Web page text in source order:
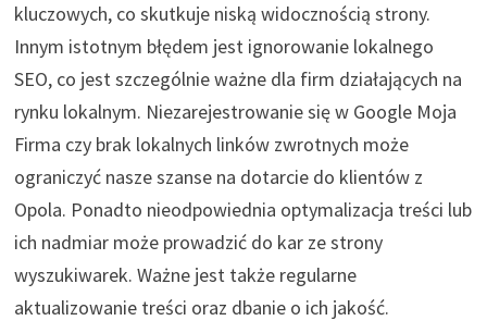
kluczowych, co skutkuje niską widocznością strony.
Innym istotnym błędem jest ignorowanie lokalnego
SEO, co jest szczególnie ważne dla firm działających na
rynku lokalnym. Niezarejestrowanie się w Google Moja
Firma czy brak lokalnych linków zwrotnych może
ograniczyć nasze szanse na dotarcie do klientów z
Opola. Ponadto nieodpowiednia optymalizacja treści lub
ich nadmiar może prowadzić do kar ze strony
wyszukiwarek. Ważne jest także regularne
aktualizowanie treści oraz dbanie o ich jakość.